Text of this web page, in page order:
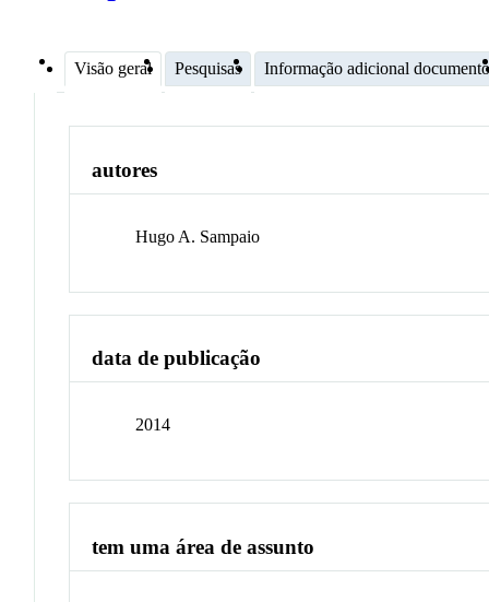
Visão geral Pesquisas Informação adicional documento
autores
Hugo A. Sampaio
data de publicação
2014
tem uma área de assunto